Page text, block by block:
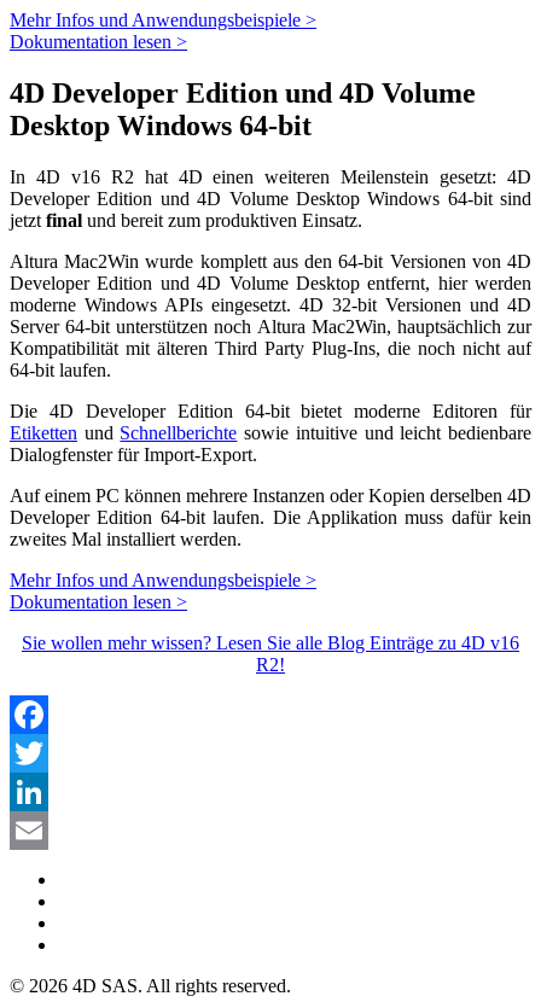
Mehr Infos und Anwendungsbeispiele >
Dokumentation lesen >
4D Developer Edition und 4D Volume
Desktop Windows 64-bit
In 4D v16 R2 hat 4D einen weiteren Meilenstein gesetzt:4D
Developer Edition und4D Volume Desktop Windows 64-bitsind
jetzt final und bereit zum produktiven Einsatz.
Altura Mac2Win wurde komplett aus den 64-bit Versionen von 4D
Developer Edition und4D Volume Desktop entfernt, hier werden
moderne Windows APIs eingesetzt. 4D 32-bit Versionen und 4D
Server 64-bit unterstützen noch Altura Mac2Win, hauptsächlich zur
Kompatibilität mit älteren Third Party Plug-Ins, die noch nicht auf
64-bit laufen.
Die 4D Developer Edition 64-bit bietet moderne Editoren für
Etiketten und Schnellberichte sowie intuitive und leicht bedienbare
Dialogfenster fürImport-Export.
Auf einem PC können mehrere Instanzen oder Kopien derselben 4D
Developer Edition 64-bit laufen. Die Applikation muss dafür kein
zweites Mal installiert werden.
Mehr Infos und Anwendungsbeispiele >
Dokumentation lesen >
Sie wollen mehr wissen? Lesen Sie alle Blog Einträge zu 4D v16
R2!
Facebook
Twitter
LinkedIn
© 2026 4D SAS. All rights reserved.